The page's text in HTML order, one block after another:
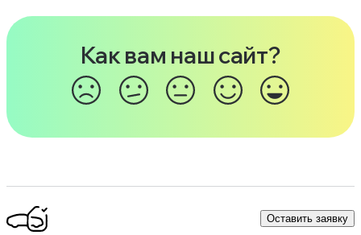
Как вам наш сайт?
Оставить заявку